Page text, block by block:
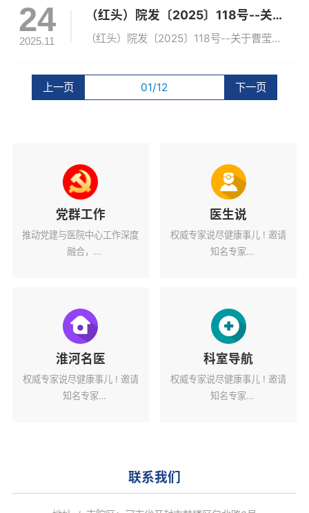
24
2025.11
（红头）院发〔2025〕118号--关于曹莹璐等同志职务聘任的通知
（红头）院发〔2025〕118号--关于曹莹璐等同志职务聘任的通知
上一页 01/12 下一页
党群工作
推动党建与医院中心工作深度
融合，
医生说
权威专家说尽健康事儿 ! 邀请
知名专家
淮河名医
权威专家说尽健康事儿 ! 邀请
知名专家
科室导航
权威专家说尽健康事儿 ! 邀请
知名专家
联系我们